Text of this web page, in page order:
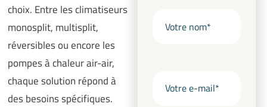
choix. Entre les climatiseurs
monosplit, multisplit,
réversibles ou encore les
pompes à chaleur air-air,
chaque solution répond à
des besoins spécifiques.